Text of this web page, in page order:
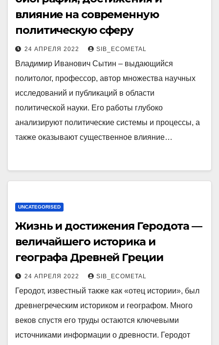
влияние на современную
политическую сферу
24 АПРЕЛЯ 2022 SIB_ECOMETAL
Владимир Иванович Сытин – выдающийся
политолог, профессор, автор множества научных
исследований и публикаций в области
политической науки. Его работы глубоко
анализируют политические системы и процессы, а
также оказывают существенное влияние…
UNCATEGORISED
Жизнь и достижения Геродота —
величайшего историка и
географа Древней Греции
24 АПРЕЛЯ 2022 SIB_ECOMETAL
Геродот, известный также как «отец истории», был
древнегреческим историком и географом. Много
веков спустя его труды остаются ключевыми
источниками информации о древности. Геродот